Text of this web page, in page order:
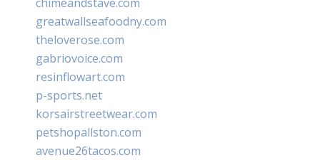
greatwallseafoodny.com
theloverose.com
gabriovoice.com
resinflowart.com
p-sports.net
korsairstreetwear.com
petshopallston.com
avenue26tacos.com